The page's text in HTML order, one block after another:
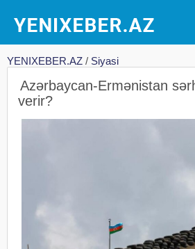
YENIXEBER.AZ / Siyasi
Azərbaycan-Ermənistan
verir?